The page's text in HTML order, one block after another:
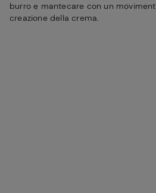
burro e mantecare con un
creazione della crema.